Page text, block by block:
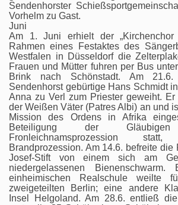
Sendenhorster
Vorhelm zu Gast.
Juni
Am 1. Juni erhielt der
Rahmen eines Festaktes des
Westfalen in Düsseldorf die
Frauen und Mütter fuhren per Bus
Brink nach Schönstadt. Am
Sendenhorst gebürtige Hans Schmidt
Anna zu Verl zum Priester geweiht. Er
der Weißen Väter (Patres Albi) an und
Mission des Ordens in Afrika
Beteiligung der
Fronleichnamsprozession
Brandprozession. Am 14.6. befreite die
Josef-Stift von einem sich am
niedergelassenen
einheimischen Realschule weilte
zweigeteilten Berlin; eine andere
Insel Helgoland. Am 28.6. entließ